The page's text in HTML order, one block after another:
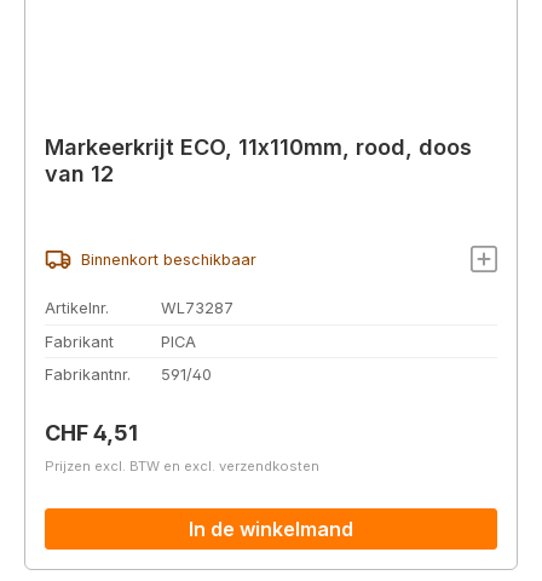
Markeerkrijt ECO, 11x110mm, rood, doos
van 12
Binnenkort beschikbaar
Artikelnr.
WL73287
Fabrikant
PICA
Fabrikantnr.
591/40
Normale prijs:
CHF 4,51
Prijzen excl. BTW en excl. verzendkosten
In de winkelmand